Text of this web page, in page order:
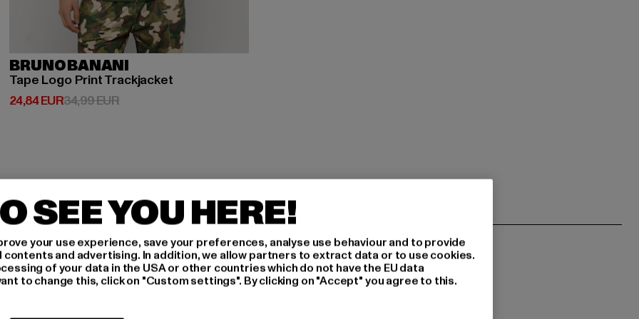
BRUNO BANANI
Tape Logo Print Trackjacket
24,84 EUR
Prix courant: 24,84 EUR
34,99 EURPrix en promotion: 34,99 EUR
SEE YOU HERE!
your use experience, save your preferences, analyse use behaviour and to provide
and advertising. In addition, we allow partners to extract data or to use cookies.
of your data in the USA or other countries which do not have the EU data
to change this, click on "Custom settings". By clicking on "Accept" you agree to this.